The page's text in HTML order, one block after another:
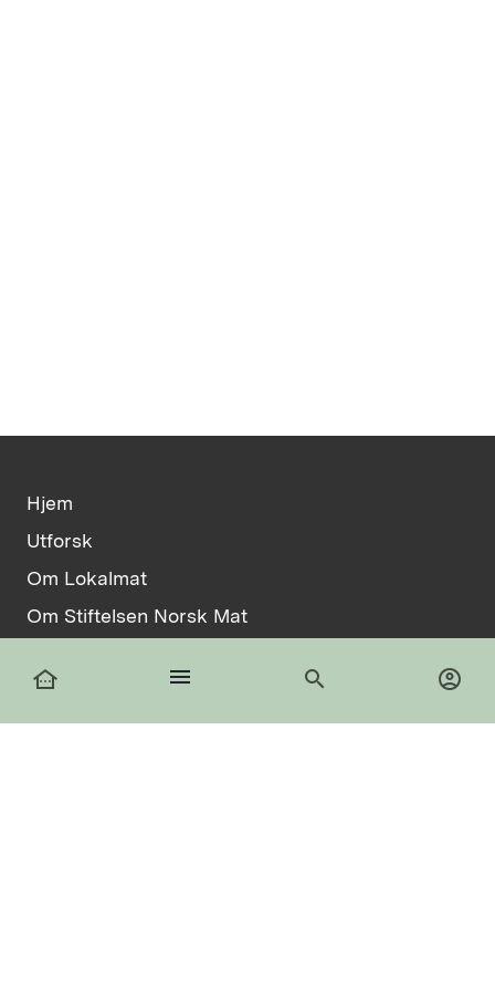
other_houses menu search account_circle
Hjem
Utforsk
Om Lokalmat
Om Stiftelsen Norsk Mat
Informasjonskapsler
facebook